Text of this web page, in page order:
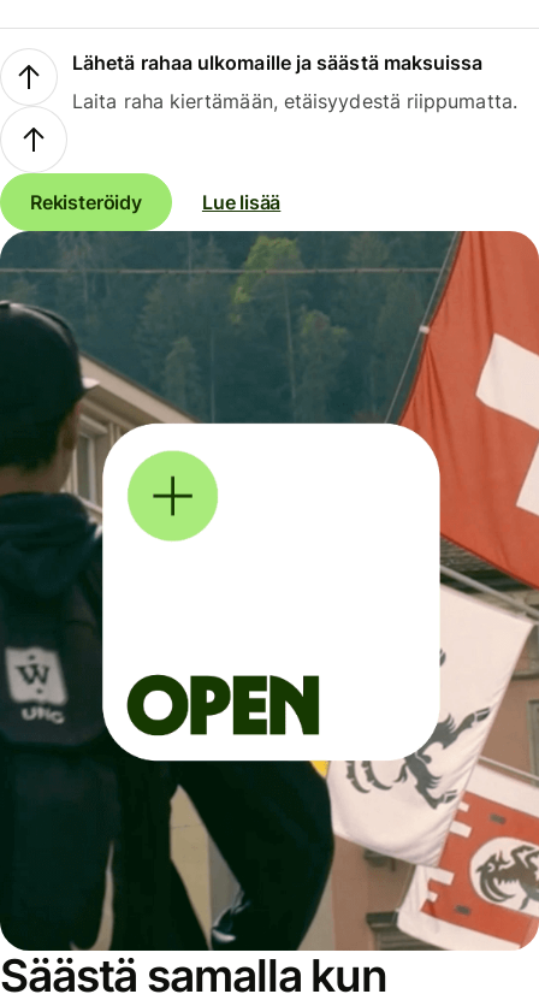
Lähetä rahaa ulkomaille ja säästä maksuissa
Laita raha kiertämään, etäisyydestä riippumatta.
Rekisteröidy Lue lisää
Säästä samalla kun